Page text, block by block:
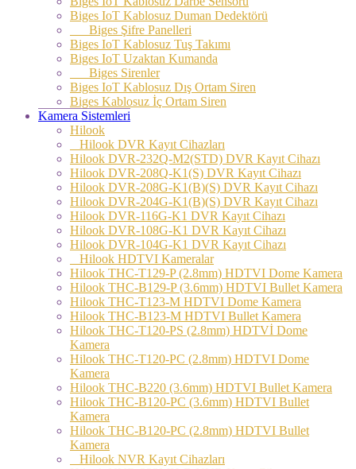
Biges IoT Kablosuz Duman Dedektörü
Biges Şifre Panelleri
Biges IoT Kablosuz Tuş Takımı
Biges IoT Uzaktan Kumanda
Biges Sirenler
Biges IoT Kablosuz Dış Ortam Siren
Biges Kablosuz İç Ortam Siren
Kamera Sistemleri
Hilook
Hilook DVR Kayıt Cihazları
Hilook DVR-232Q-M2(STD) DVR Kayıt Cihazı
Hilook DVR-208Q-K1(S) DVR Kayıt Cihazı
Hilook DVR-208G-K1(B)(S) DVR Kayıt Cihazı
Hilook DVR-204G-K1(B)(S) DVR Kayıt Cihazı
Hilook DVR-116G-K1 DVR Kayıt Cihazı
Hilook DVR-108G-K1 DVR Kayıt Cihazı
Hilook DVR-104G-K1 DVR Kayıt Cihazı
Hilook HDTVI Kameralar
Hilook THC-T129-P (2.8mm) HDTVI Dome Kamera
Hilook THC-B129-P (3.6mm) HDTVI Bullet Kamera
Hilook THC-T123-M HDTVI Dome Kamera
Hilook THC-B123-M HDTVI Bullet Kamera
Hilook THC-T120-PS (2.8mm) HDTVİ Dome
Kamera
Hilook THC-T120-PC (2.8mm) HDTVI Dome
Kamera
Hilook THC-B220 (3.6mm) HDTVI Bullet Kamera
Hilook THC-B120-PC (3.6mm) HDTVI Bullet
Kamera
Hilook THC-B120-PC (2.8mm) HDTVI Bullet
Kamera
Hilook NVR Kayıt Cihazları